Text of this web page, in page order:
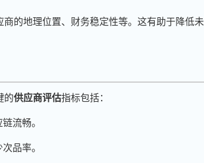
的地理位置、财务稳定性等。这有助于降低未
的供应商评估指标包括：
流畅。
品率。